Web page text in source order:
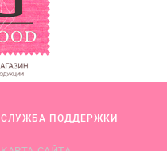
СЛУЖБА ПОДДЕРЖКИ